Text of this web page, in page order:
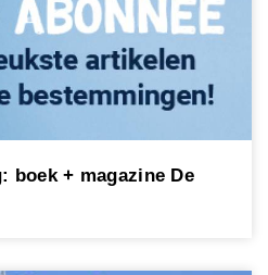
boek + magazine De